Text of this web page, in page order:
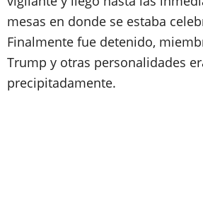
mesas en donde se estaba
Finalmente fue detenido,
Trump y otras personalidades
precipitadamente.